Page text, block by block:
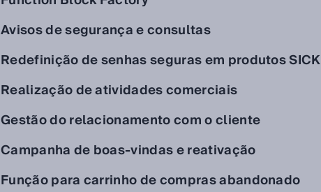
Avisos de segurança e consultas
Redefinição de senhas seguras em produtos SICK
Realização de atividades comerciais
Gestão do relacionamento com o cliente
Campanha de boas-vindas e reativação
Função para carrinho de compras abandonado